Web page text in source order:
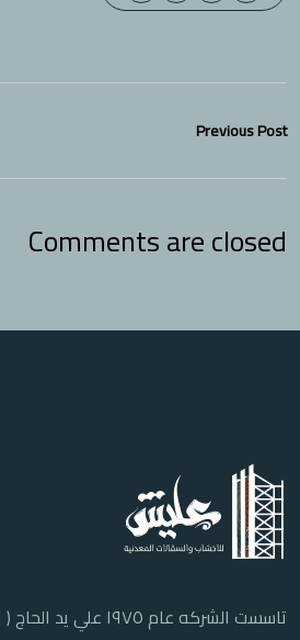
Previous Post
Comments are closed
تاسست الشركه عام ١٩٧٥